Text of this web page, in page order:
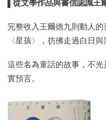
▌從文學作品與書信認識王
完整收入王爾德九則動人
〈星孩〉，彷彿走過白日
這些名為童話的故事，不
實預言。